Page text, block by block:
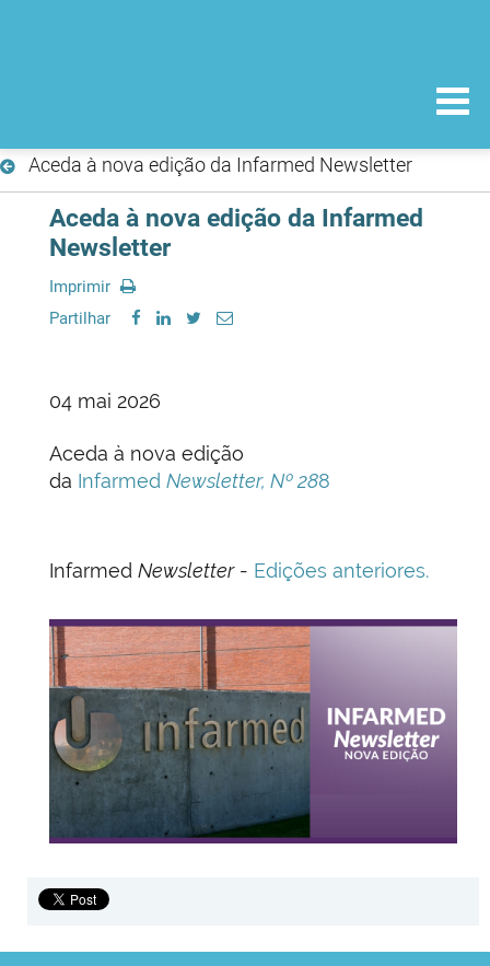
Aceda à nova edição da Infarmed Newsletter
Aceda à nova edição da Infarmed
Newsletter
Imprimir
Partilhar
04 mai 2026
Aceda à nova edição
da Infarmed Newsletter, Nº 288
Infarmed Newsletter- Edições anteriores.